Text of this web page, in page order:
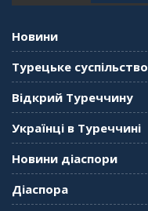
Новини
Турецьке суспільство
Відкрий Туреччину
Українці в Туреччині
Новини діаспори
Діаспора